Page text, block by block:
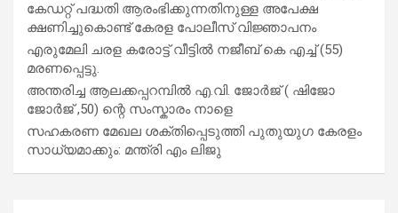
കേഡറ്റ് പദ്ധതി ആരംഭിക്കുന്നതിനുള്ള അപേക്ഷ
ക്ഷണിച്ചുകൊണ്ട് കേരള പോലീസ് വിജ്ഞാപനം
എരുമേലി ചരള കരോട്ട് വീട്ടിൽ നജീബ് കെ എച്ച് (55)
മരണപ്പെട്ടു.
അന്തരിച്ച ആ​ല​ക്ക​പ്പ​റമ്പിൽ​ എ.​വി. ജോ​ർ​ജ് ( ഷിജോ
ജോർജ് ,50) ന്റെ സംസ്കാരം നാളെ
സഹകരണ മേഖല ശക്തിപ്പെടുത്തി പുതുയുഗ കേരളം
സാധ്യമാക്കും: മന്ത്രി എം ലിജു